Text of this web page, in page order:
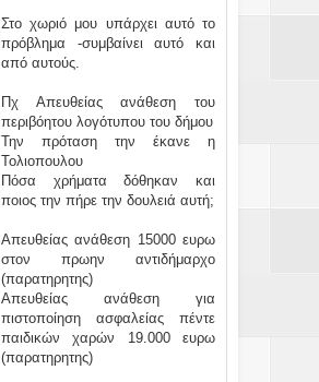
Στο χωριό μου υπάρχει αυτό το
πρόβλημα -συμβαίνει αυτό και
από αυτούς.
Πχ Απευθείας ανάθεση του
περιβόητου λογότυπου του δήμου
Την πρόταση την έκανε η
Τολιοπουλου
Πόσα χρήματα δόθηκαν και
ποιος την πήρε την δουλειά αυτή;
Απευθείας ανάθεση 15000 ευρω
στον πρωην αντιδήμαρχο
(παρατηρητης)
Απευθείας ανάθεση για
πιστοποίηση ασφαλείας πέντε
παιδικών χαρών 19.000 ευρω
(παρατηρητης)